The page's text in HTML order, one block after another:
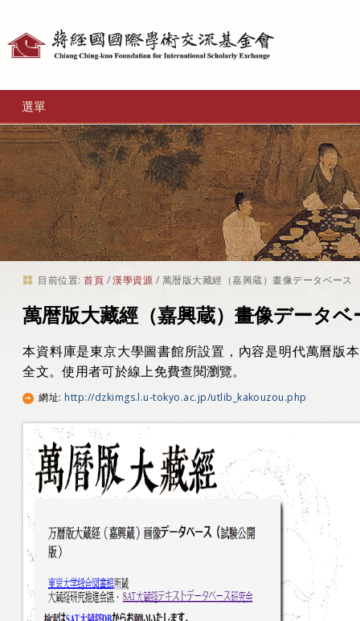
選單
目前位置: 首頁 /漢學資源 / 萬暦版大藏經（嘉興蔵）畫像データベース
萬暦版大藏經（嘉興蔵）畫像データベ
本資料庫是東京大學圖書館所設置，內容是明代萬曆版
全文。使用者可於線上免費查閱瀏覽。
網址: http://dzkimgs.l.u-tokyo.ac.jp/utlib_kakouzou.php